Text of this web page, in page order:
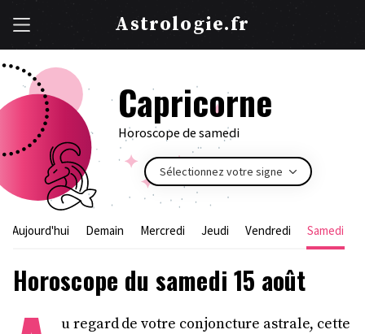
Astrologie.fr
Capricorne
Horoscope de samedi
Sélectionnez votre signe
Aujourd'hui Demain Mercredi Jeudi Vendredi Samedi
Horoscope du samedi 15 août
u regard de votre conjoncture astrale, cette